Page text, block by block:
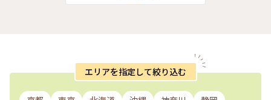
エリアを指定して絞り込む